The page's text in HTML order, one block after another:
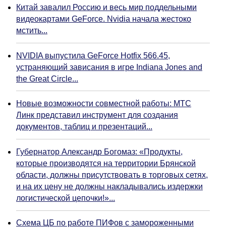
Китай завалил Россию и весь мир поддельными
видеокартами GeForce. Nvidia начала жестоко
мстить...
NVIDIA выпустила GeForce Hotfix 566.45,
устраняющий зависания в игре Indiana Jones and
the Great Circle...
Новые возможности совместной работы: МТС
Линк представил инструмент для создания
документов, таблиц и презентаций...
Губернатор Александр Богомаз: «Продукты,
которые производятся на территории Брянской
области, должны присутствовать в торговых сетях,
и на их цену не должны накладывались издержки
логистической цепочки!»...
Схема ЦБ по работе ПИФов с замороженными